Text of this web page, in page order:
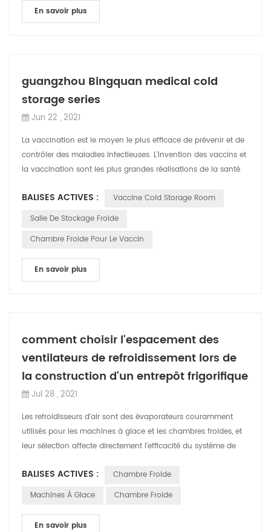
En savoir plus
guangzhou Bingquan medical cold
storage series
Jun 22 , 2021
La vaccination est le moyen le plus efficace de prévenir et de
contrôler des maladies infectieuses. L'invention des vaccins et
la vaccination sont les plus grandes réalisations de la santé
BALISES ACTIVES :
Vaccine Cold Storage Room
Salle De Stockage Froide
Chambre Froide Pour Le Vaccin
En savoir plus
comment choisir l'espacement des
ventilateurs de refroidissement lors de
la construction d'un entrepôt frigorifique
Jul 28 , 2021
Les refroidisseurs d'air sont des évaporateurs couramment
utilisés pour les machines à glace et les chambres froides, et
leur sélection affecte directement l'efficacité du système de
BALISES ACTIVES :
Chambre Froide
Machines À Glace
Chambre Froide
En savoir plus